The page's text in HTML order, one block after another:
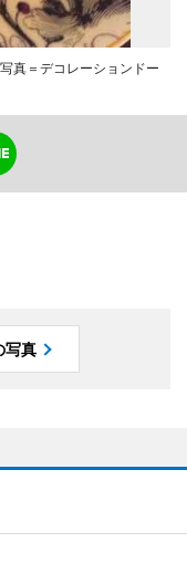
写真＝デコレーションドー
写真